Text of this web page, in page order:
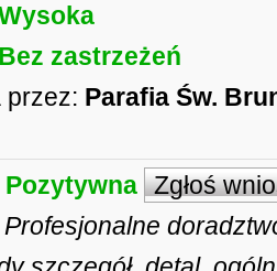
Bez zastrzeżeń
przez: Parafia Św.
Pozytywna Zgłoś
Profesjonalne